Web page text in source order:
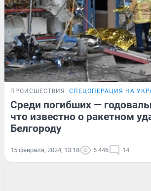
ПРОИСШЕСТВИЯ СПЕЦОПЕРАЦИЯ НА
Среди погибших —
что известно о ракетном
Белгороду
15 февраля, 2024, 13:18 6 446 14